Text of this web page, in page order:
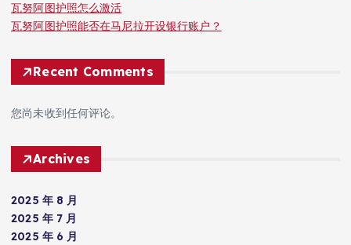
瓦努阿图护照怎么激活
瓦努阿图护照能否在马尼拉开设银行账户？
Recent Comments
您尚未收到任何评论。
Archives
2025 年 8 月
2025 年 7 月
2025 年 6 月